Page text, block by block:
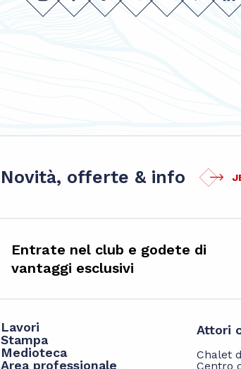
Novità, offerte & info
Entrate nel club e godete di
vantaggi esclusivi
Lavori
Stampa
Medioteca
Area professionale
Attori
Chalet
Centro